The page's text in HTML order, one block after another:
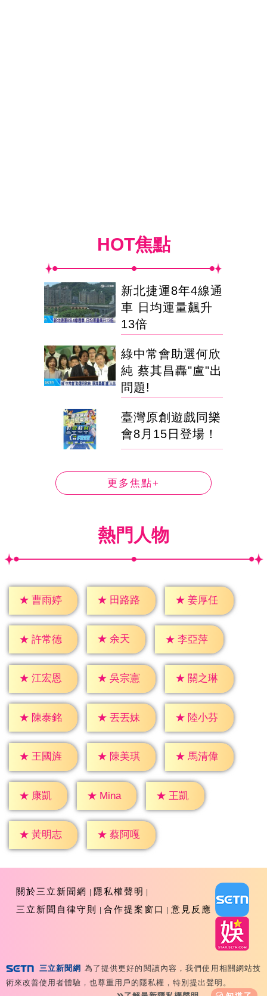
HOT焦點
新北捷運8年4線通
車 日均運量飆升
13倍
綠中常會助選何欣
純 蔡其昌轟"盧"出
問題!
臺灣原創遊戲同樂
會8月15日登場！
更多焦點+
熱門人物
★ 曹雨婷 ★ 田路路 ★ 姜厚任
★ 許常德 ★ 余天 ★ 李亞萍
★ 江宏恩 ★ 吳宗憲 ★ 關之琳
★ 陳泰銘 ★ 丟丟妹 ★ 陸小芬
★ 王國旌 ★ 陳美琪 ★ 馬清偉
★ 康凱 ★ Mina ★ 王凱
★ 黃明志 ★ 蔡阿嘎
關於三立新聞網
隱私權聲明
三立新聞自律守則
合作提案窗口 意見反應
Copyright ©2026 Sanlih E-Television All Rights
Reserved 版權所有 盜用必究 台北市內湖區舊宗路一段159
三立新聞網 為了提供更好的閱讀內容，我們使用相關網站技
術來改善使用者體驗，也尊重用戶的隱私權，特別提出聲明。